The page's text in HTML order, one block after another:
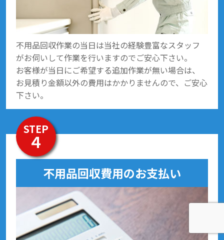
不用品回収作業の当日は当社の経験豊富なスタッフ
がお伺いして作業を行いますのでご安心下さい。
お客様が当日にご希望する追加作業が無い場合は、
お見積り金額以外の費用はかかりませんので、ご安心
下さい。
STEP
４
不用品回収費用のお支払い